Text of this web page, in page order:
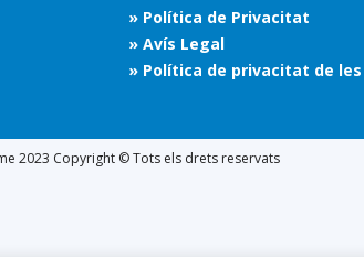
» Política de Privacitat
» Avís Legal
» Política de privacitat de
2023 Copyright © Tots els drets reservats